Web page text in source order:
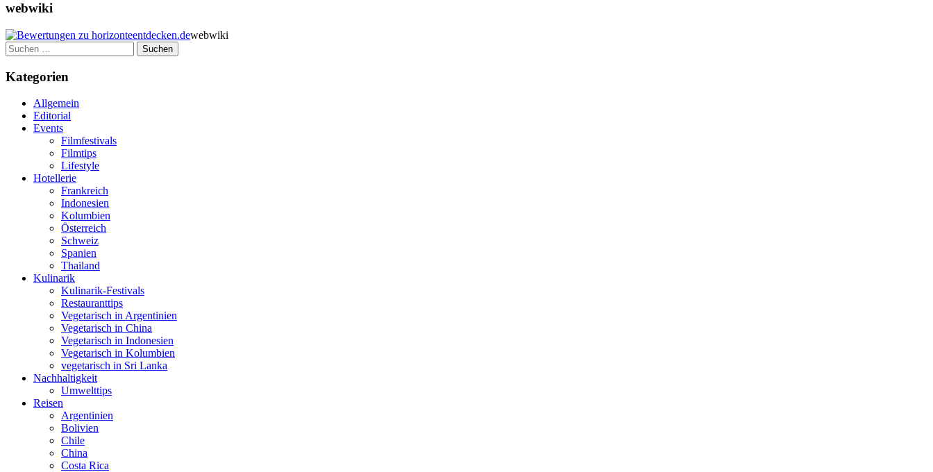
webwiki
webwiki
Suchen
nach:
Kategorien
Allgemein
Editorial
Events
Filmfestivals
Filmtips
Lifestyle
Hotellerie
Frankreich
Indonesien
Kolumbien
Österreich
Schweiz
Spanien
Thailand
Kulinarik
Kulinarik-Festivals
Restauranttips
Vegetarisch in Argentinien
Vegetarisch in China
Vegetarisch in Indonesien
Vegetarisch in Kolumbien
vegetarisch in Sri Lanka
Nachhaltigkeit
Umwelttips
Reisen
Argentinien
Bolivien
Chile
China
Costa Rica